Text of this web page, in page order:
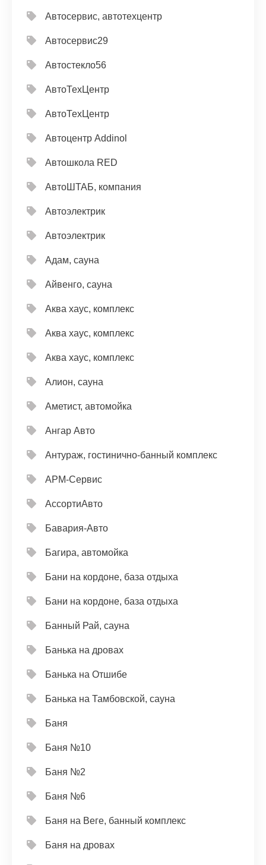
Автосервис, автотехцентр
Автосервис29
Автостекло56
АвтоТехЦентр
АвтоТехЦентр
Автоцентр Addinol
Автошкола RED
АвтоШТАБ, компания
Автоэлектрик
Автоэлектрик
Адам, сауна
Айвенго, сауна
Аква хаус, комплекс
Аква хаус, комплекс
Аква хаус, комплекс
Алион, сауна
Аметист, автомойка
Ангар Авто
Антураж, гостинично-банный комплекс
АРМ-Сервис
АссортиАвто
Бавария-Авто
Багира, автомойка
Бани на кордоне, база отдыха
Бани на кордоне, база отдыха
Банный Рай, сауна
Банька на дровах
Банька на Отшибе
Банька на Тамбовской, сауна
Баня
Баня №10
Баня №2
Баня №6
Баня на Веге, банный комплекс
Баня на дровах